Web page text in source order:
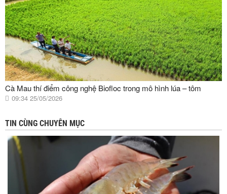
Cà Mau thí điểm công nghệ Biofloc trong mô hình lúa – tôm
09:34 25/05/2026
TIN CÙNG CHUYÊN MỤC